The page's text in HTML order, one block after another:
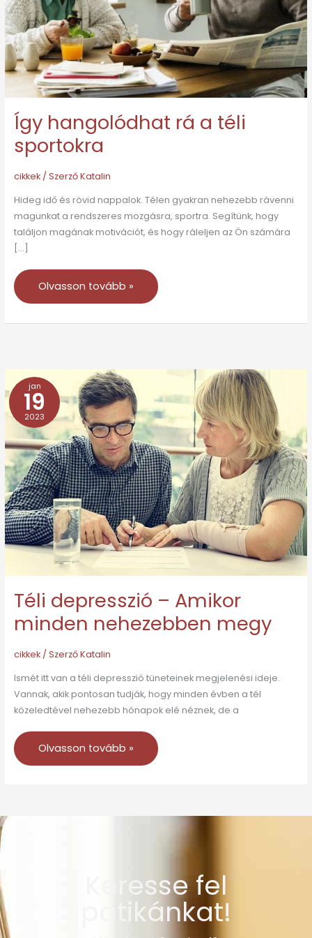
Így hangolódhat rá a téli
sportokra
cikkek/ SzerzőKatalin
Hideg idő és rövid nappalok. Télen gyakran nehezebb rávenni
magunkat a rendszeres mozgásra, sportra. Segítünk, hogy
találjon magának motivációt, és hogy ráleljen az Ön számára
[…]
sportokra
Olvasson tovább »
jan
19
2023
Téli depresszió – Amikor
minden nehezebben megy
cikkek/ SzerzőKatalin
Ismét itt van a téli depresszió tüneteinek megjelenési ideje.
Vannak, akik pontosan tudják, hogy minden évben a tél
közeledtével nehezebb hónapok elé néznek, de a
Téli
depresszió
–
Amikor
minden
nehezebben
megy
Olvasson tovább »
Keresse fel
patikánkat!